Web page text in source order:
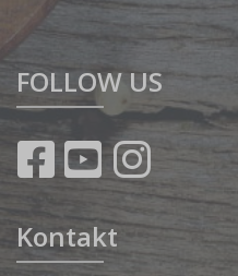
FOLLOW US
Kontakt